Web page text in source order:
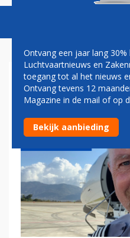
Ontvang een jaar lang
Luchtvaartnieuws en
toegang tot al het nieuws
Ontvang tevens 12
Magazine in de mail of op
Bekijk aanbieding